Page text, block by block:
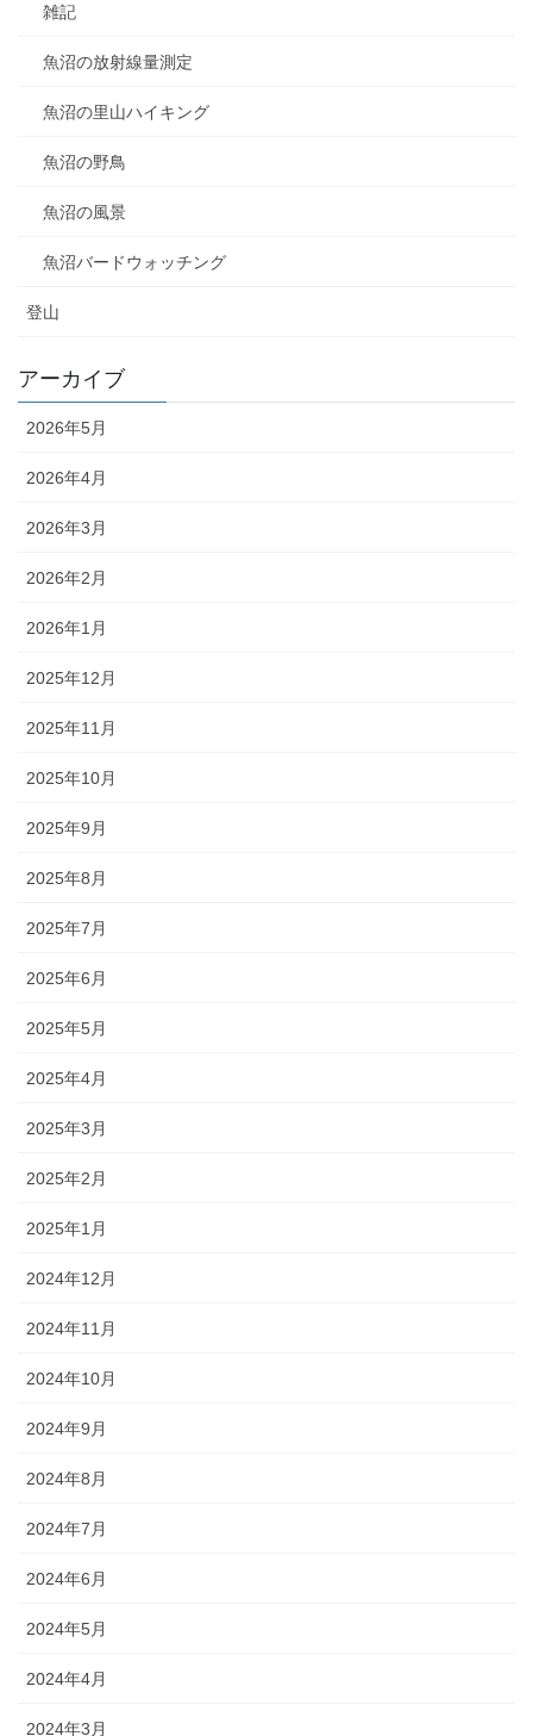
雑記
魚沼の放射線量測定
魚沼の里山ハイキング
魚沼の野鳥
魚沼の風景
魚沼バードウォッチング
登山
アーカイブ
2026年5月
2026年4月
2026年3月
2026年2月
2026年1月
2025年12月
2025年11月
2025年10月
2025年9月
2025年8月
2025年7月
2025年6月
2025年5月
2025年4月
2025年3月
2025年2月
2025年1月
2024年12月
2024年11月
2024年10月
2024年9月
2024年8月
2024年7月
2024年6月
2024年5月
2024年4月
2024年3月